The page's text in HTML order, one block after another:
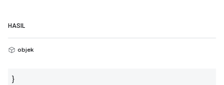
HASIL
objek
}